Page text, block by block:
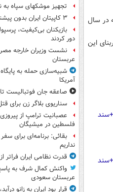
که البته در سال
که زیربنای این
تجهیز موشکهای سپاه
۳ کاپیتان ایران بدون پیشنهاد بزرگ
بازیکنان بی‌کیفیت،
دور کردند
نشست وزیران خارجه
عربستان
شبیه‌سازی حمله به
آمریکا
صاعقه جان فوتبالیست
سناریوی بلاگر زن برای
عصبانیت ترامپ از
فلسطین در میشیگان
بقائی: برنامه‌ای برای
نداریم
قدرت نظامی ایران فراتر
واکنش کمال شرف به
عربستان سعودی
قرار بود ایران به زانو